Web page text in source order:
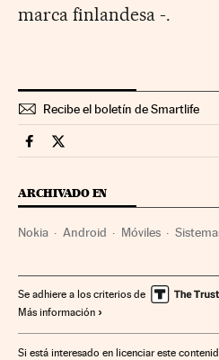
marca finlandesa -.
Recibe el boletín de Smartlife
Smartlife Cinco Días en
Smartlife Cinco Días en
ARCHIVADO EN
Nokia Android Móviles
Empresas Informática Telefonía
Industria Telecomunicaciones
Tecnologías movilidad Tecnología
Se adhiere a los criterios de
Más información
Si está interesado en licenciar este